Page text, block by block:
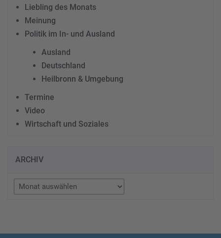
Liebling des Monats
Meinung
Politik im In- und Ausland
Ausland
Deutschland
Heilbronn & Umgebung
Termine
Video
Wirtschaft und Soziales
ARCHIV
Archiv